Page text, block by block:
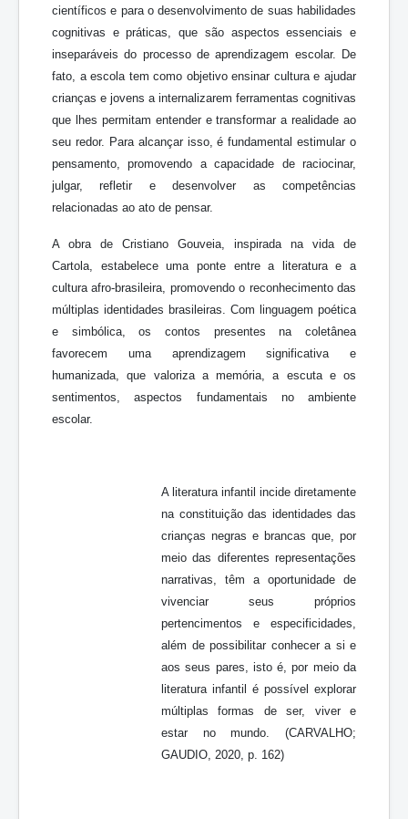
científicos e para o desenvolvimento de suas habilidades
cognitivas e práticas, que são aspectos essenciais e
inseparáveis do processo de aprendizagem escolar. De
fato, a escola tem como objetivo ensinar cultura e ajudar
crianças e jovens a internalizarem ferramentas cognitivas
que lhes permitam entender e transformar a realidade ao
seu redor. Para alcançar isso, é fundamental estimular o
pensamento, promovendo a capacidade de raciocinar,
julgar, refletir e desenvolver as competências
relacionadas ao ato de pensar.
A obra de Cristiano Gouveia, inspirada na vida de
Cartola, estabelece uma ponte entre a literatura e a
cultura afro-brasileira, promovendo o reconhecimento das
múltiplas identidades brasileiras. Com linguagem poética
e simbólica, os contos presentes na coletânea
favorecem uma aprendizagem significativa e
humanizada, que valoriza a memória, a escuta e os
sentimentos, aspectos fundamentais no ambiente
escolar.
A literatura infantil incide diretamente
na constituição das identidades das
crianças negras e brancas que, por
meio das diferentes representações
narrativas, têm a oportunidade de
vivenciar seus próprios
pertencimentos e especificidades,
além de possibilitar conhecer a si e
aos seus pares, isto é, por meio da
literatura infantil é possível explorar
múltiplas formas de ser, viver e
estar no mundo. (CARVALHO;
GAUDIO, 2020, p. 162)